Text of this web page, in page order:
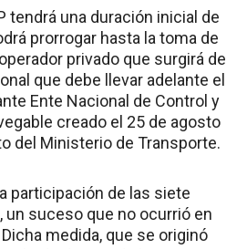
tendrá una duración inicial de
prorrogar hasta la toma de
privado que surgirá de
que debe llevar adelante el
Ente Nacional de Control y
creado el 25 de agosto
del Ministerio de Transporte.
participación de las siete
un suceso que no ocurrió en
medida, que se originó